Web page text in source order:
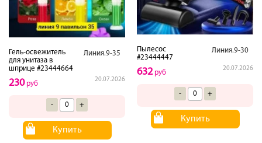
Гель-освежитель
для унитаза в
шприце #23444664
Линия.9-35
20.07.2026
230руб
- +
Купить
Пылесос
#23444447
Линия.9-30
20.07.2026
632руб
- +
Купить